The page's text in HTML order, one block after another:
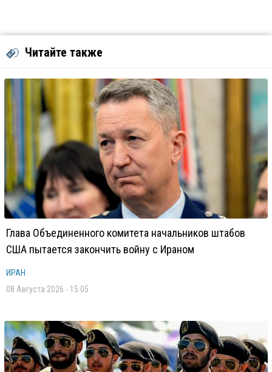
Читайте также
Глава Объединенного комитета начальников штабов
США пытается закончить войну с Ираном
ИРАН
08 Августа 2026 - 15:05